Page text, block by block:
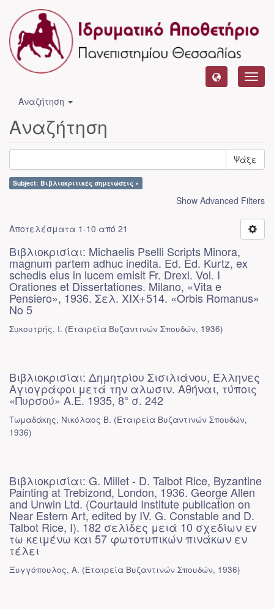
Αναζήτηση
Αναζήτηση
Ψάξε
Subject: Βιβλιοκριτικές σημειώσεις ×
Show Advanced Filters
Αποτελέσματα 1-10 από 21
Βιβλιοκρισίαι: Michaelis Pselli Scripts Minora,
magnum partem adhuc inedita. Ed. Ed. Kurtz, ex
schedis eius in lucem emisit Fr. Drexl. Vol. I
Orationes et Dissertationes. Milano, «Vita e
Pensiero», 1936. Σελ. XIX+514. «Orbis Romanus»
No 5
Συκουτρής, Ι. (Εταιρεία Βυζαντινών Σπουδών, 1936)
Βιβλιοκρισίαι: Δημητρίου Σισιλιάνου, Έλληνες
Αγιογράφοι μετά την αλωσιν. Αθήναι, τύποις
«Πυρσού» Α.Ε. 1935, 8° σ. 242
Τωμαδάκης, Νικόλαος Β. (Εταιρεία Βυζαντινών Σπουδών,
1936)
Βιβλιοκρισίαι: G. Millet - D. Talbot Rice, Byzantine
Painting at Trebizond, London, 1936. George Allen
and Unwin Ltd. (Courtauld Institute publication on
Near Estern Art, edited by IV. G. Constable and D.
Talbot Rice, I). 182 σελίδες μειά 10 σχεδίων εv
τω κειμένω και 57 φωτοτυπικών πινάκων εν
τέλει
Ξυγγόπουλος, Α. (Εταιρεία Βυζαντινών Σπουδών, 1936)